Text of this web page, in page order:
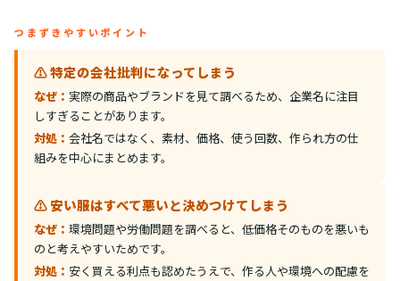
つまずきやすいポイント
⚠️ 特定の会社批判になってしまう
なぜ： 実際の商品やブランドを見て調べるため、企業名に注目
しすぎることがあります。
対処： 会社名ではなく、素材、価格、使う回数、作られ方の仕
組みを中心にまとめます。
⚠️ 安い服はすべて悪いと決めつけてしまう
なぜ： 環境問題や労働問題を調べると、低価格そのものを悪いも
のと考えやすいためです。
対処： 安く買える利点も認めたうえで、作る人や環境への配慮を